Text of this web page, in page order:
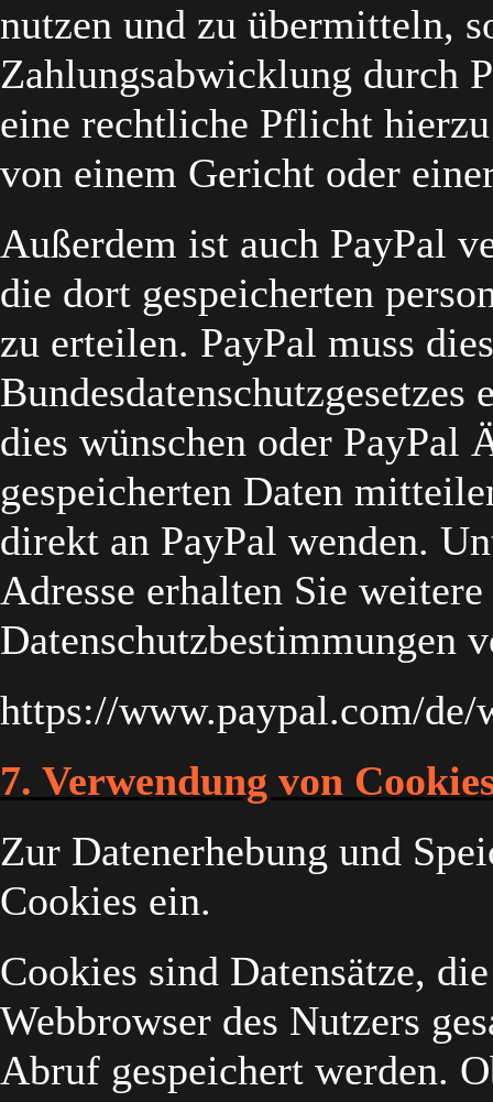
nutzen und zu übermitteln,
Zahlungsabwicklung durch
eine rechtliche Pflicht
von einem Gericht oder
Außerdem ist auch PayPal
die dort gespeicherten
zu erteilen. PayPal muss
dies wünschen oder PayPal
gespeicherten Daten
direkt an PayPal wenden.
Adresse erhalten Sie
Datenschutzbestimmungen
https://www.paypal.com/
7. Verwendung von
Zur Datenerhebung und
Cookies ein.
Cookies sind Datensätze,
Webbrowser des Nutzers
Abruf gespeichert werden.